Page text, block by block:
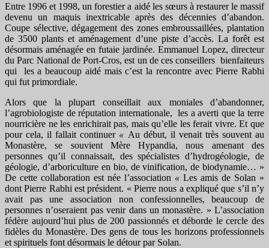
Entre 1996 et 1998, un forestier a aidé les sœurs à restaurer le massif
devenu un maquis inextricable après des décennies d’abandon.
Coupe sélective, dégagement des zones embroussaillées, plantation
de 3500 plants et aménagement d’une piste d’accès. La forêt est
désormais aménagée en futaie jardinée. Emmanuel Lopez, directeur
du Parc National de Port-Cros, est un de ces conseillers bienfaiteurs
qui les a beaucoup aidé mais c’est la rencontre avec Pierre Rabhi
qui fut primordiale.
Alors que la plupart conseillait aux moniales d’abandonner,
l’agrobiologiste de réputation internationale, les a averti que la terre
nourricière ne les enrichirait pas, mais qu’elle les ferait vivre. Et que
pour cela, il fallait continuer « Au début, il venait très souvent au
Monastère, se souvient Mère Hypandia, nous amenant des
personnes qu’il connaissait, des spécialistes d’hydrogéologie, de
géologie, d’arboriculture en bio, de vinification, de biodynamie… »
De cette collaboration est née l’association « Les amis de Solan »
dont Pierre Rabhi est président. « Pierre nous a expliqué que s’il n’y
avait pas une association non confessionnelles, beaucoup de
personnes n’oseraient pas venir dans un monastère. » L’association
fédère aujourd’hui plus de 200 passionnés et déborde le cercle des
fidèles du Monastère. Des gens de tous les horizons professionnels
et spirituels font désormais le détour par Solan.